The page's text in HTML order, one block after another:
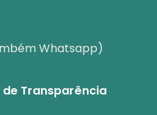
Whatsapp)
Transparência